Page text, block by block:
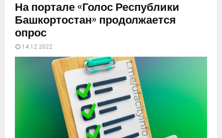
На портале «Голос Республики
Башкортостан» продолжается
опрос
14.12.2022